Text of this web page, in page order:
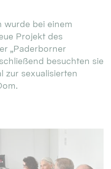
wurde bei einem
Projekt des
„Paderborner
besuchten sie
zur sexualisierten